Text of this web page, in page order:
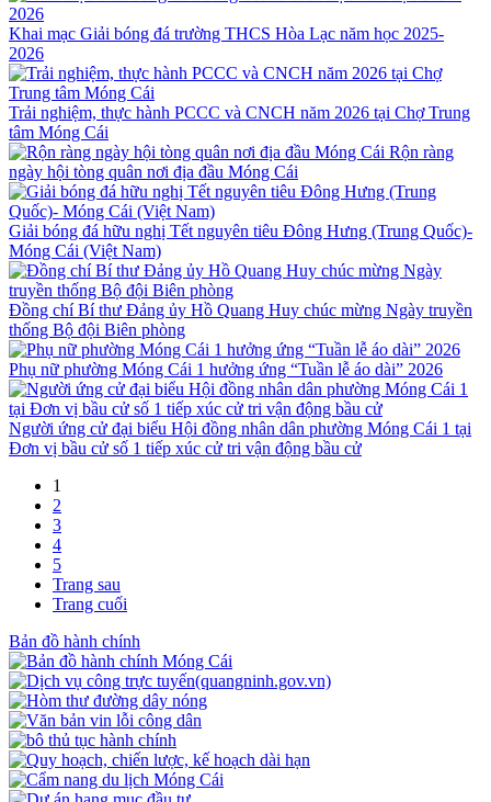
Khai mạc Giải bóng đá trường THCS Hòa Lạc năm học 2025-
2026
Trải nghiệm, thực hành PCCC và CNCH năm 2026 tại Chợ Trung
tâm Móng Cái
Rộn ràng
ngày hội tòng quân nơi địa đầu Móng Cái
Giải bóng đá hữu nghị Tết nguyên tiêu Đông Hưng (Trung Quốc)-
Móng Cái (Việt Nam)
Đồng chí Bí thư Đảng ủy Hồ Quang Huy chúc mừng Ngày truyền
thống Bộ đội Biên phòng
Phụ nữ phường Móng Cái 1 hưởng ứng “Tuần lễ áo dài” 2026
Người ứng cử đại biểu Hội đồng nhân dân phường Móng Cái 1 tại
Đơn vị bầu cử số 1 tiếp xúc cử tri vận động bầu cử
1
2
3
4
5
Trang sau
Trang cuối
Bản đồ hành chính